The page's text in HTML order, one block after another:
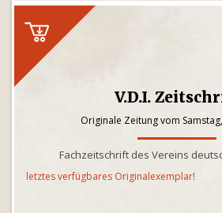
V.D.I.
Originale Zeitung vom
Fachzeitschrift des Vereins
letztes verfügbares Originalexemplar!